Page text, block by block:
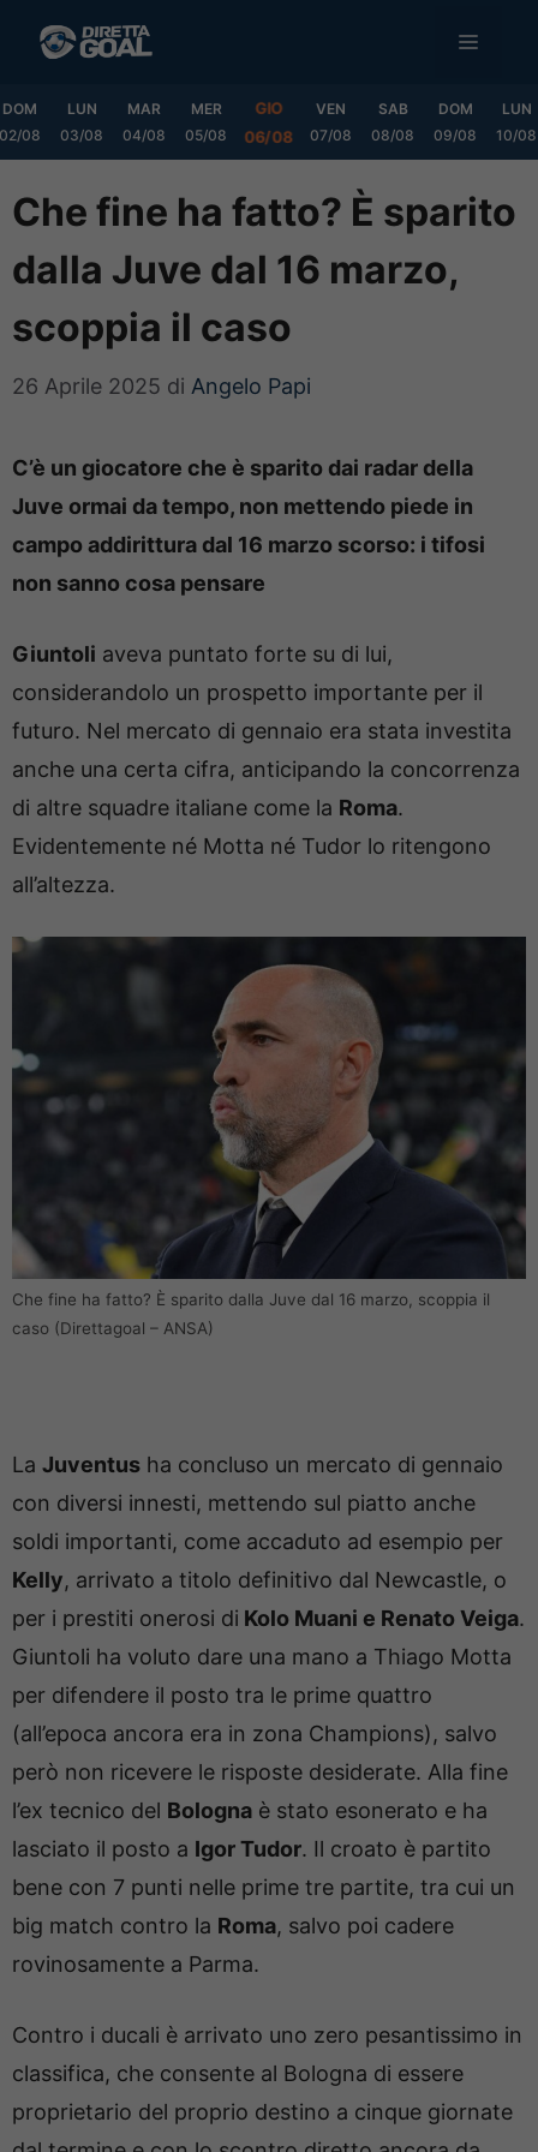
MENU
DOM
02/08
LUN
03/08
MAR
04/08
MER
05/08
GIO
06/08
VEN
07/08
SAB
08/08
DOM
09/08
LUN
10/08
Che fine ha fatto? È sparito
dalla Juve dal 16 marzo,
scoppia il caso
26 Aprile 2025 di Angelo Papi
C’è un giocatore che è sparito dai radar della
Juve ormai da tempo, non mettendo piede in
campo addirittura dal 16 marzo scorso: i tifosi
non sanno cosa pensare
Giuntoli aveva puntato forte su di lui,
considerandolo un prospetto importante per il
futuro. Nel mercato di gennaio era stata investita
anche una certa cifra, anticipando la concorrenza
di altre squadre italiane come la Roma.
Evidentemente né Motta né Tudor lo ritengono
all’altezza.
Che fine ha fatto? È sparito dalla Juve dal 16 marzo, scoppia il
caso (Direttagoal – ANSA)
La Juventus ha concluso un mercato di gennaio
con diversi innesti, mettendo sul piatto anche
soldi importanti, come accaduto ad esempio per
Kelly, arrivato a titolo definitivo dal Newcastle, o
per i prestiti onerosi di Kolo Muani e Renato Veiga.
Giuntoli ha voluto dare una mano a Thiago Motta
per difendere il posto tra le prime quattro
(all’epoca ancora era in zona Champions), salvo
però non ricevere le risposte desiderate. Alla fine
l’ex tecnico del Bologna è stato esonerato e ha
lasciato il posto a Igor Tudor. Il croato è partito
bene con 7 punti nelle prime tre partite, tra cui un
big match contro la Roma, salvo poi cadere
rovinosamente a Parma.
Contro i ducali è arrivato uno zero pesantissimo in
classifica, che consente al Bologna di essere
proprietario del proprio destino a cinque giornate